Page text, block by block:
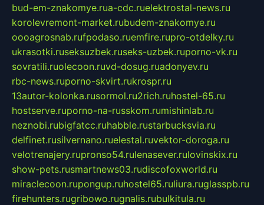
bud-em-znakomye.rua-cdc.ruelektrostal-news.ru
korolevremont-market.rubudem-znakomye.ru
oooagrosnab.rufpodaso.ruemfire.rupro-otdelky.ru
ukrasotki.ruseksuzbek.ruseks-uzbek.ruporno-vk.ru
sovratili.ruolecoon.ruvd-dosug.ruadonyev.ru
rbc-news.ruporno-skvirt.rukrospr.ru
13autor-kolonka.rusormol.ru2rich.ruhostel-65.ru
hostserve.ruporno-na-russkom.rumishinlab.ru
neznobi.rubigfatcc.ruhabble.rustarbucksvia.ru
delfinet.rusilvernano.ruelestal.ruvektor-doroga.ru
velotrenajery.rupronso54.rulenasever.rulovinskix.ru
show-pets.rusmartnews03.rudiscofoxworld.ru
miraclecoon.rupongup.ruhostel65.ruliura.ruglasspb.ru
firehunters.rugribowo.rugnalis.rubulkitula.ru